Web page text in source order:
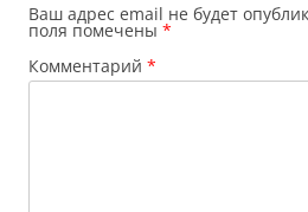
Ваш адрес email не будет
поля помечены *
Комментарий *